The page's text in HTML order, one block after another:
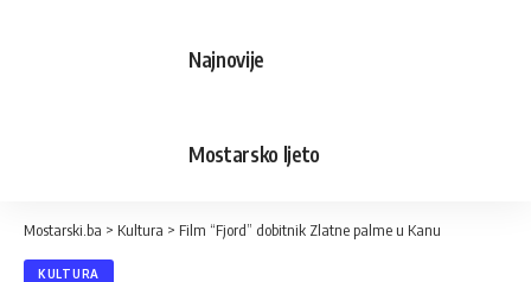
Najnovije
Mostarsko ljeto
Mostarski.ba > Kultura > Film “Fjord” dobitnik Zlatne palme u Kanu
KULTURA